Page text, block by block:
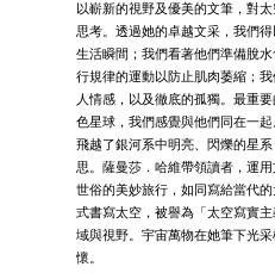
以嶄新的視野及優美的文筆，對
思考。透過她的卓越文采，我們
生活瞬間；我們看著他們準備脫
行規律的運動以防止肌肉萎縮；
人情感，以及徹底的孤獨。最重
色星球，我們感覺與他們同在一
飛越了銀河系中明亮、閃爍的星
思。薩曼莎．哈維帶領讀者，運
世俗的美妙旅行，如同寫給當代
式書寫太空，被譽為「太空寫實
域與視野。宇宙萬物在她筆下光
懷。